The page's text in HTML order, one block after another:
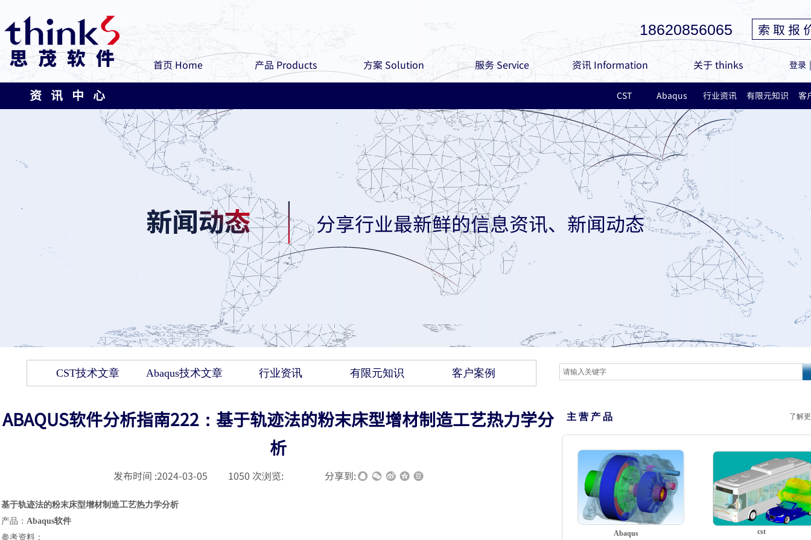
18620856065
登录 |
索 取 报
首页 Home 产品 Products 方案 Solution 服务 Service 资讯 Information 关于 thinks
分享行业最新鲜的信息资讯、新闻动态
资 讯 中 心 CST Abaqus 行业资讯 有限元知识 客
CST技术文章 Abaqus技术文章 行业资讯 有限元知识 客户案例
ABAQUS软件分析指南222：基于轨迹法的粉末床型增材制造工艺热力学分
析
发布时间 :2024-03-05 1050 次浏览: 分享到:
基于轨迹法的粉末床型增材制造工艺热力学分析
产品 ： Abaqus软件
参考资料 ：
主 营 产 品 了解
cst
Abaqus